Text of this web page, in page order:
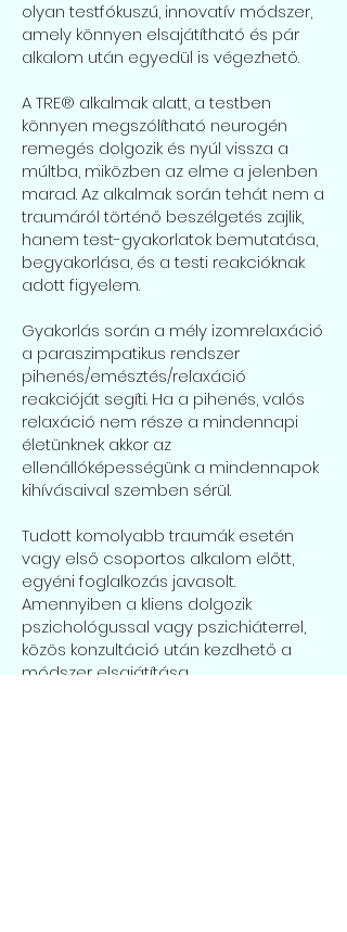
olyan testfókuszú, innovatív módszer,
amely könnyen elsajátítható és pár
alkalom után egyedül is végezhető.
A TRE® alkalmak alatt, a testben
könnyen megszólítható neurogén
remegés dolgozik és nyúl vissza a
múltba, miközben az elme a jelenben
marad. Az alkalmak során tehát nem a
traumáról történő beszélgetés zajlik,
hanem test-gyakorlatok bemutatása,
begyakorlása, és a testi reakcióknak
adott figyelem.
Gyakorlás során a mély izomrelaxáció
a paraszimpatikus rendszer
pihenés/emésztés/relaxáció
reakcióját segíti. Ha a pihenés, valós
relaxáció nem része a mindennapi
életünknek akkor az
ellenállóképességünk a mindennapok
kihívásaival szemben sérül.
Tudott komolyabb traumák esetén
vagy első csoportos alkalom előtt,
egyéni foglalkozás javasolt.
Amennyiben a kliens dolgozik
pszichológussal vagy pszichiáterrel,
közös konzultáció után kezdhető a
módszer elsajátítása.